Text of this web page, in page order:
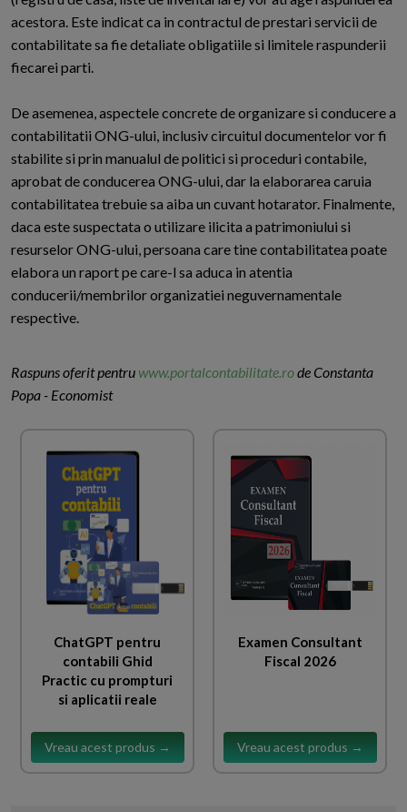
acestora. Este indicat ca in contractul de prestari servicii de
contabilitate sa fie detaliate obligatiile si limitele raspunderii
fiecarei parti.
De asemenea, aspectele concrete de organizare si conducere a
contabilitatii ONG-ului, inclusiv circuitul documentelor vor fi
stabilite si prin manualul de politici si proceduri contabile,
aprobat de conducerea ONG-ului, dar la elaborarea caruia
contabilitatea trebuie sa aiba un cuvant hotarator. Finalmente,
daca este suspectata o utilizare ilicita a patrimoniului si
resurselor ONG-ului, persoana care tine contabilitatea poate
elabora un raport pe care-l sa aduca in atentia
conducerii/membrilor organizatiei neguvernamentale
respective.
Raspuns oferit pentru www.portalcontabilitate.rode Constanta
Popa - Economist
ChatGPT pentru
contabili Ghid
Practic cu prompturi
si aplicatii reale
Vreau acest produs →
Examen Consultant
Fiscal 2026
Vreau acest produs →